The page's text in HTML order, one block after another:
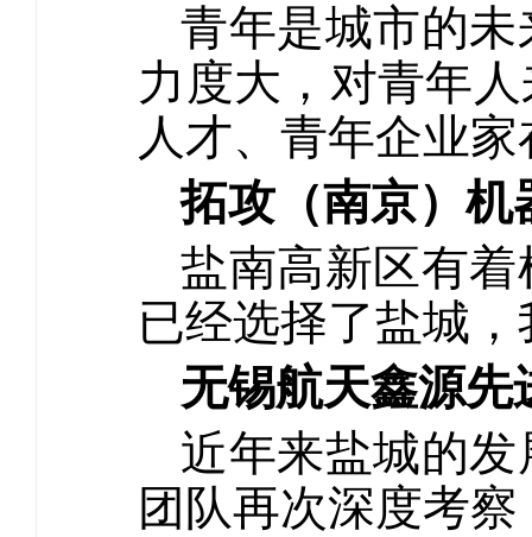
青年是城市的
力度大，对青年
人才、青年企业
拓攻（南京）机
盐南高新区有
已经选择了盐城
无锡航天鑫源
近年来盐城的
团队再次深度考